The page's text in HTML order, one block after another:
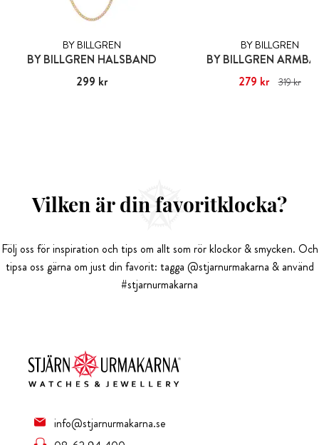
BY BILLGREN
BY BILLGREN HALSBAND
Pris:299 kr
299 kr
BY BILLGREN
BY BILLGREN
Nuvarande pris: 279 kr
279 kr 319 kr
Vilken är din favoritklocka?
Följ oss för inspiration och tips om allt som rör klockor & smycken. Och
tipsa oss gärna om just din favorit: tagga @stjarnurmakarna & använd
#stjarnurmakarna
info@stjarnurmakarna.se